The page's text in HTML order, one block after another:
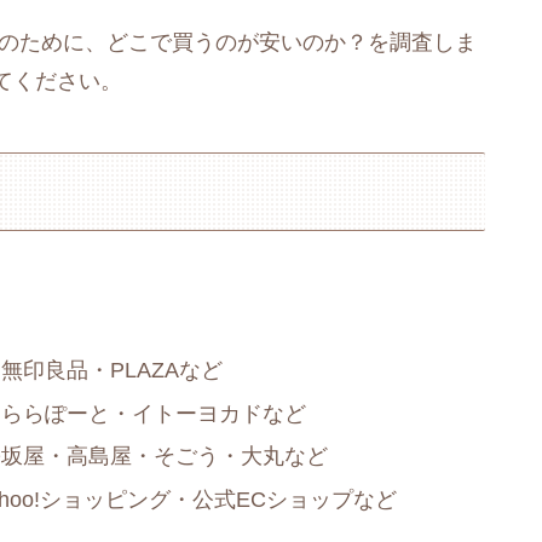
ために、どこで買うのが安いのか？を調査しま
ださい。
印良品・PLAZAなど
らぽーと・イトーヨカドなど
屋・高島屋・そごう・大丸など
ショッピング・公式ECショップなど